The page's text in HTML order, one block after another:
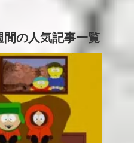
間の人気記事一覧